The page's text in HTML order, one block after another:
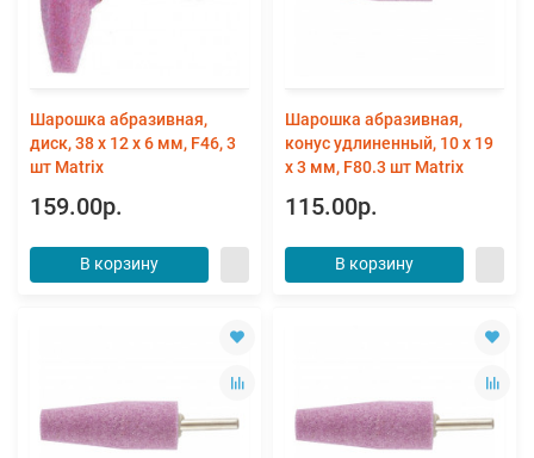
Шарошка абразивная,
диск, 38 x 12 x 6 мм, F46, 3
шт Matrix
159.00р.
В корзину
Шарошка абразивная,
конус удлиненный, 10 x 19
x 3 мм, F80.3 шт Matrix
115.00р.
В корзину